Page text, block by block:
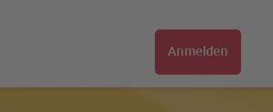
Anmelden